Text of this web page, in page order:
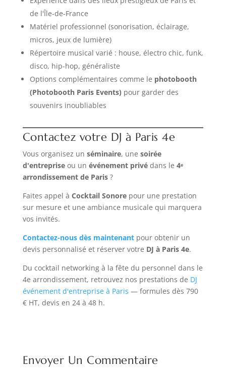
de l'Île-de-France
Matériel professionnel (sonorisation, éclairage,
micros, jeux de lumière)
Répertoire musical varié : house, électro chic, funk,
disco, hip-hop, généraliste
Options complémentaires comme le photobooth
(Photobooth Paris Events) pour garder des
souvenirs inoubliables
Contactez votre DJ à Paris 4e
Vous organisez un séminaire, une soirée
d'entrepriseou un événement privédans le 4ᵉ
arrondissement de Paris?
Faites appel à Cocktail Sonorepour une prestation
sur mesure et une ambiance musicale qui marquera
vos invités.
Contactez-nous dès maintenantpour obtenir un
devis personnalisé et réserver votre DJ à Paris 4e.
Du cocktail networking à la fête du personnel dans le
4e arrondissement, retrouvez nos prestations de DJ
événement d'entreprise à Paris — formules dès 790
€ HT, devis en 24 à 48 h.
Envoyer Un Commentaire